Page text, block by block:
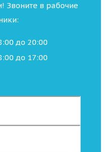
Звоните в рабочие
до 20:00
до 17:00